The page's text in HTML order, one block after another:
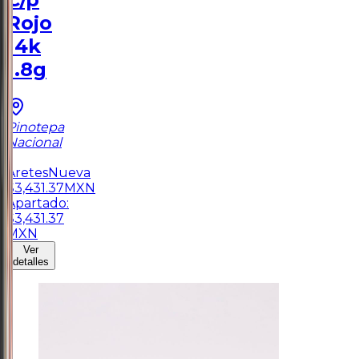
Rojo
14k
1.8g
Pinotepa
Nacional
1
AretesNueva
$3,431.37 MXN
Apartado:
$3,431.37
MXN
Ver
detalles